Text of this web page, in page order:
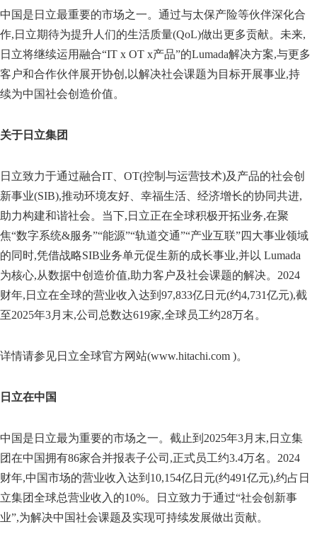
中国是日立最重要的市场之一。通过与太保产险等伙伴深化合
作,日立期待为提升人们的生活质量(QoL)做出更多贡献。未来,
日立将继续运用融合“IT x OT x产品”的Lumada解决方案,与更多
客户和合作伙伴展开协创,以解决社会课题为目标开展事业,持
续为中国社会创造价值。
关于日立集团
日立致力于通过融合IT、OT(控制与运营技术)及产品的社会创
新事业(SIB),推动环境友好、幸福生活、经济增长的协同共进,
助力构建和谐社会。当下,日立正在全球积极开拓业务,在聚
焦“数字系统&服务”“能源”“轨道交通”“产业互联”四大事业领域
的同时,凭借战略SIB业务单元促生新的成长事业,并以 Lumada
为核心,从数据中创造价值,助力客户及社会课题的解决。2024
财年,日立在全球的营业收入达到97,833亿日元(约4,731亿元),截
至2025年3月末,公司总数达619家,全球员工约28万名。
详情请参见日立全球官方网站(www.hitachi.com )。
日立在中国
中国是日立最为重要的市场之一。截止到2025年3月末,日立集
团在中国拥有86家合并报表子公司,正式员工约3.4万名。2024
财年,中国市场的营业收入达到10,154亿日元(约491亿元),约占日
立集团全球总营业收入的10%。日立致力于通过“社会创新事
业”,为解决中国社会课题及实现可持续发展做出贡献。